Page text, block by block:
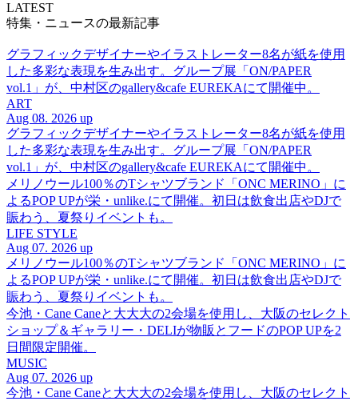
LATEST
特集・ニュースの最新記事
グラフィックデザイナーやイラストレーター8名が紙を使用
した多彩な表現を生み出す。グループ展「ON/PAPER
vol.1」が、中村区のgallery&cafe EUREKAにて開催中。
ART
Aug 08. 2026 up
グラフィックデザイナーやイラストレーター8名が紙を使用
した多彩な表現を生み出す。グループ展「ON/PAPER
vol.1」が、中村区のgallery&cafe EUREKAにて開催中。
メリノウール100％のTシャツブランド「ONC MERINO」に
よるPOP UPが栄・unlike.にて開催。初日は飲食出店やDJで
賑わう、夏祭りイベントも。
LIFE STYLE
Aug 07. 2026 up
メリノウール100％のTシャツブランド「ONC MERINO」に
よるPOP UPが栄・unlike.にて開催。初日は飲食出店やDJで
賑わう、夏祭りイベントも。
今池・Cane Caneと大大大の2会場を使用し、大阪のセレクト
ショップ＆ギャラリー・DELIが物販とフードのPOP UPを2
日間限定開催。
MUSIC
Aug 07. 2026 up
今池・Cane Caneと大大大の2会場を使用し、大阪のセレクト